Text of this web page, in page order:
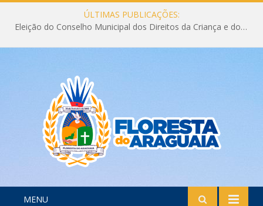
ÚLTIMAS PUBLICAÇÕES:
Eleição do Conselho Municipal dos Direitos da Criança e do Adolescente CMDCA 2026
MENU